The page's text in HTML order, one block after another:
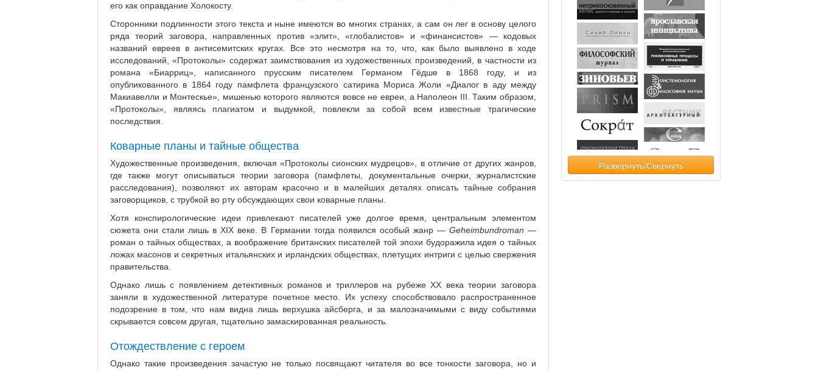
его как оправдание Холокосту.
Сторонники подлинности этого текста и ныне имеются во многих странах, а сам он лег в основу целого
ряда теорий заговора, направленных против «элит», «глобалистов» и «финансистов» — кодовых
названий евреев в антисемитских кругах. Все это несмотря на то, что, как было выявлено в ходе
исследований, «Протоколы» содержат заимствования из художественных произведений, в частности из
романа «Биарриц», написанного прусским писателем Германом Гёдше в 1868 году, и из
опубликованного в 1864 году памфлета французского сатирика Мориса Жоли «Диалог в аду между
Макиавелли и Монтескье», мишенью которого являются вовсе не евреи, а Наполеон III. Таким образом,
«Протоколы», являясь плагиатом и выдумкой, повлекли за собой всем известные трагические
последствия.
Коварные планы и тайные общества
Художественные произведения, включая «Протоколы сионских мудрецов», в отличие от других жанров,
где также могут описываться теории заговора (памфлеты, документальные очерки, журналистские
расследования), позволяют их авторам красочно и в малейших деталях описать тайные собрания
заговорщиков, с трубкой во рту обсуждающих свои коварные планы.
Хотя конспирологические идеи привлекают писателей уже долгое время, центральным элементом
сюжета они стали лишь в XIX веке. В Германии тогда появился особый жанр — Geheimbundroman —
роман о тайных обществах, а воображение британских писателей той эпохи будоражила идея о тайных
ложах масонов и секретных итальянских и ирландских обществах, плетущих интриги с целью свержения
правительства.
Однако лишь с появлением детективных романов и триллеров на рубеже XX века теории заговора
заняли в художественной литературе почетное место. Их успеху способствовало распространенное
подозрение в том, что нам видна лишь верхушка айсберга, и за малозначимыми с виду событиями
скрывается совсем другая, тщательно замаскированная реальность.
Отождествление с героем
Однако такие произведения зачастую не только посвящают читателя во все тонкости заговора, но и
Развернуть/Свернуть